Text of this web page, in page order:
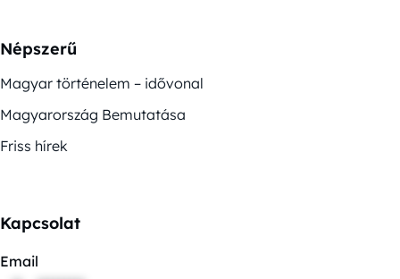
Népszerű
Magyar történelem – idővonal
Magyarország Bemutatása
Friss hírek
Kapcsolat
Email